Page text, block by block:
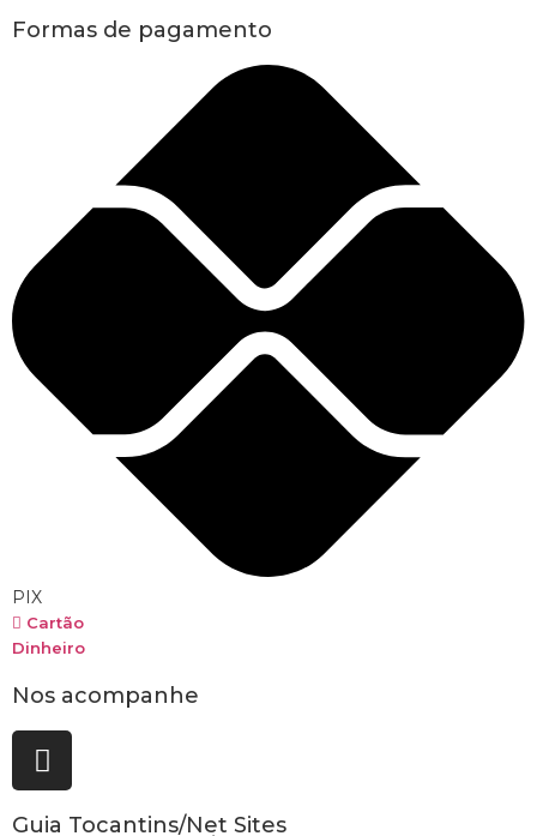
Formas de pagamento
PIX
Cartão
Dinheiro
Nos acompanhe
Guia Tocantins/Net Sites